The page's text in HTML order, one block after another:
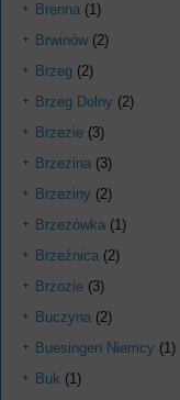
Brenna (1)
Brwinów (2)
Brzeg (2)
Brzeg Dolny (2)
Brzezie (3)
Brzezina (3)
Brzeziny (2)
Brzezówka (1)
Brzeźnica (2)
Brzozie (3)
Buczyna (2)
Buesingen Niemcy (1)
Buk (1)